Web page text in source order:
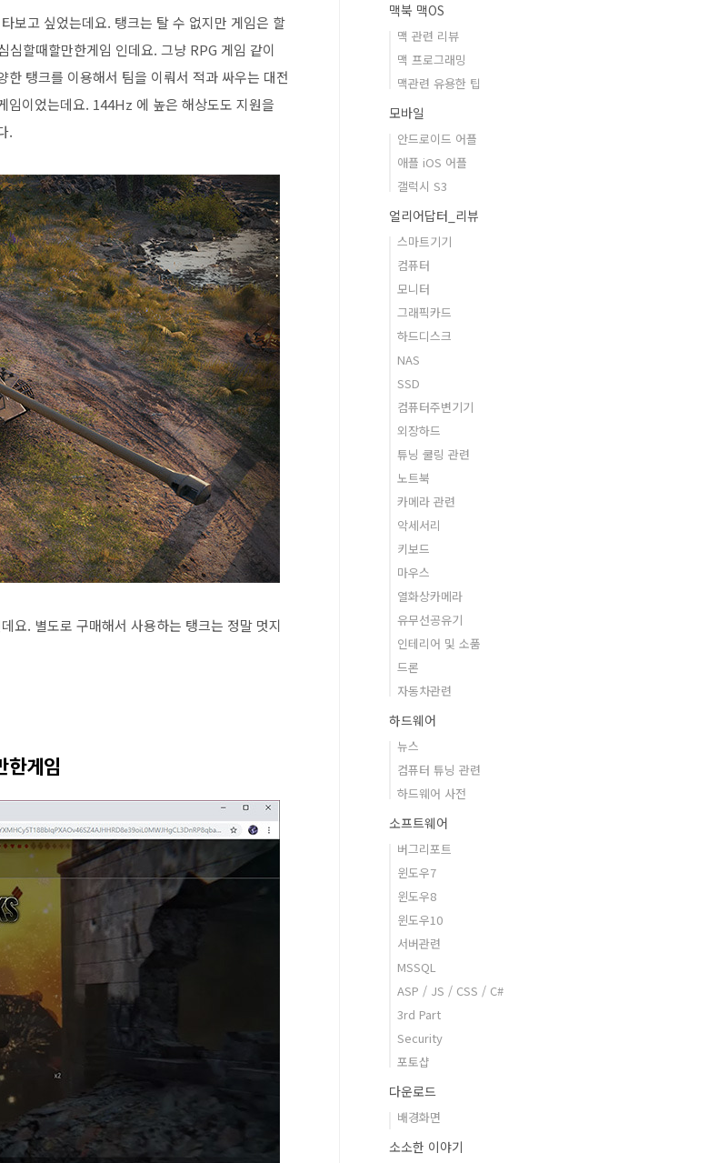
보고 싶었는데요. 탱크는 탈 수 없지만 게임은 할
할때할만한게임 인데요. 그냥 RPG 게임 같이
탱크를 이용해서 팀을 이뤄서 적과 싸우는 대전
임이었는데요. 144Hz 에 높은 해상도도 지원을
.
요. 별도로 구매해서 사용하는 탱크는 정말 멋지
한게임
맥북 맥OS
맥 관련 리뷰
맥 프로그래밍
맥관련 유용한 팁
모바일
안드로이드 어플
애플 iOS 어플
갤럭시 S3
얼리어답터_리뷰
스마트기기
컴퓨터
모니터
그래픽카드
하드디스크
NAS
SSD
컴퓨터주변기기
외장하드
튜닝 쿨링 관련
노트북
카메라 관련
악세서리
키보드
마우스
열화상카메라
유무선공유기
인테리어 및 소품
드론
자동차관련
하드웨어
뉴스
컴퓨터 튜닝 관련
하드웨어 사전
소프트웨어
버그리포트
윈도우7
윈도우8
윈도우10
서버관련
MSSQL
ASP / JS / CSS / C#
3rd Part
Security
포토샵
다운로드
배경화면
소소한 이야기